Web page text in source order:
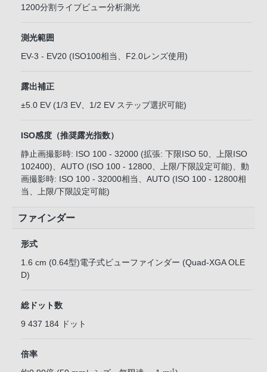
1200分割ライブビュー分析測光
測光範囲
EV-3 - EV20 (ISO100相当、F2.0レンズ使用)
露出補正
±5.0 EV (1/3 EV、1/2 EV ステップ選択可能)
ISO感度（推奨露光指数）
静止画撮影時: ISO 100 - 32000 (拡張: 下限ISO 50、上限ISO
102400)、AUTO (ISO 100 - 12800、上限/下限設定可能)、動
画撮影時: ISO 100 - 32000相当、AUTO (ISO 100 - 12800相
当、上限/下限設定可能)
ファインダー
形式
1.6 cm (0.64型)電子式ビューファインダー (Quad-XGA OLE
D)
総ドット数
9 437 184 ドット
倍率
-1